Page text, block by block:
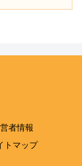
者情報
トマップ